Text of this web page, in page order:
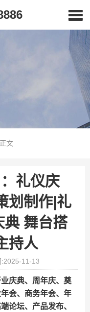
正文
礼仪庆
划制作|礼
典 舞台搭
持人
:2025-11-13
庆典、周年庆、奠
会、商务年会、年
论坛、产品发布、